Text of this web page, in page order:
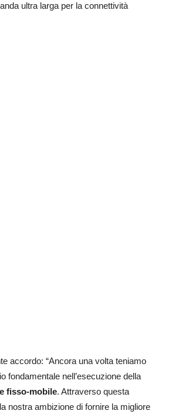
ultra larga per la connettività
accordo: “Ancora una volta teniamo
fondamentale nell’esecuzione della
fisso-mobile. Attraverso questa
nostra ambizione di fornire la migliore